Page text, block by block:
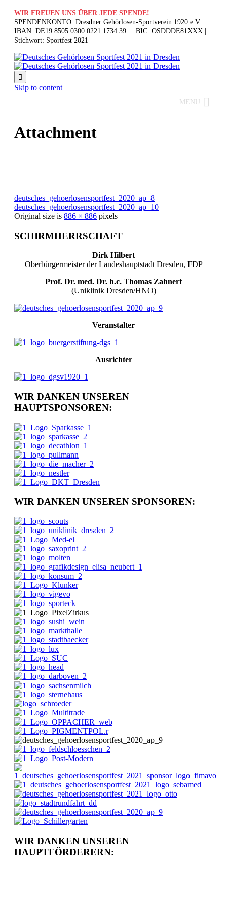
WIR FREUEN UNS ÜBER JEDE SPENDE!
SPENDENKONTO: Dresdner Gehörlosen-Sportverein 1920 e.V.
IBAN: DE19 8505 0300 0221 1734 39 | BIC: OSDDDE81XXX |
Stichwort: Sportfest 2021

Skip to content
MENU
Attachment
deutsches_gehoerlosensportfest_2020_ap_8
deutsches_gehoerlosensportfest_2020_ap_10
Original size is 886 × 886 pixels
SCHIRMHERRSCHAFT
Dirk Hilbert
Oberbürgermeister der Landeshauptstadt Dresden, FDP
Prof. Dr. med. Dr. h.c. Thomas Zahnert
(Uniklinik Dresden/HNO)
Veranstalter
Ausrichter
WIR DANKEN UNSEREN
HAUPTSPONSOREN:
WIR DANKEN UNSEREN SPONSOREN:
WIR DANKEN UNSEREN
HAUPTFÖRDERERN: